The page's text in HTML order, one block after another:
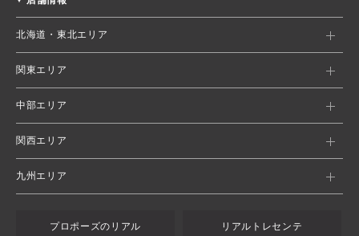
北海道・東北エリア
関東エリア
中部エリア
関西エリア
九州エリア
プロポーズのリアル リアルトレセンテ